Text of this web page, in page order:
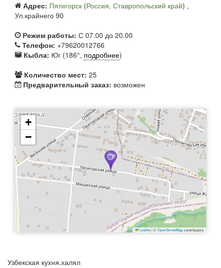
Адрес: Пятигорск (Россия, Ставропольский край) ,
Ул.крайнего 90
Режим работы: С 07.00 до 20.00
Телефон: +79620012766
Кыбла: Юг (186°, подробнее)
Количество мест: 25
Предварительный заказ: возможен
+
−
Leaflet|©OpenStreetMapcontributors
Узбекская кухня.халял